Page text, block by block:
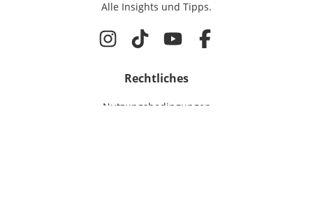
Alle Insights und Tipps.
Rechtliches
Nutzungsbedingungen